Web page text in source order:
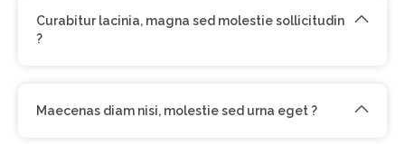
Curabitur lacinia, magna sed molestie sollicitudin
?
Maecenas diam nisi, molestie sed urna eget ?